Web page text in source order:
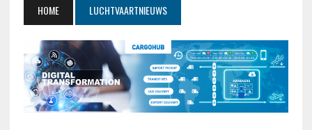
HOME LUCHTVAARTNIEUWS